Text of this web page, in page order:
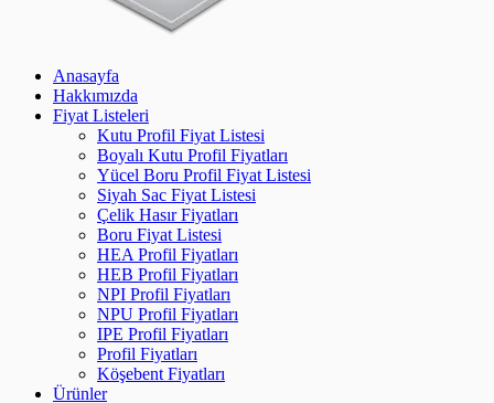
Anasayfa
Hakkımızda
Fiyat Listeleri
Kutu Profil Fiyat Listesi
Boyalı Kutu Profil Fiyatları
Yücel Boru Profil Fiyat Listesi
Siyah Sac Fiyat Listesi
Çelik Hasır Fiyatları
Boru Fiyat Listesi
HEA Profil Fiyatları
HEB Profil Fiyatları
NPI Profil Fiyatları
NPU Profil Fiyatları
IPE Profil Fiyatları
Profil Fiyatları
Köşebent Fiyatları
Ürünler